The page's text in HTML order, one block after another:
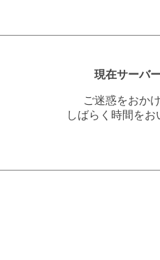
現在サーバ
ご迷惑をおか
しばらく時間を